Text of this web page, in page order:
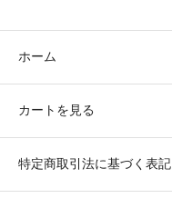
ホーム
カートを見る
特定商取引法に基づく表記